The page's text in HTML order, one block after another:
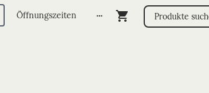
Öffnungszeiten